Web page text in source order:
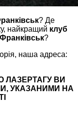
? Де
найкращий клуб
?
наша адреса:
ЛАЗЕРТАГУ ВИ
УКАЗАНИМИ НА